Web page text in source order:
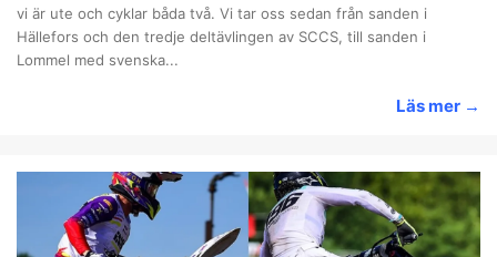
vi är ute och cyklar båda två. Vi tar oss sedan från sanden i
Hällefors och den tredje deltävlingen av SCCS, till sanden i
Lommel med svenska...
Läs mer →